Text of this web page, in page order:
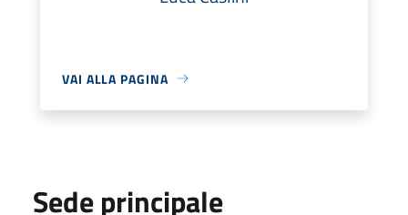
VAI ALLA PAGINA
Sede principale